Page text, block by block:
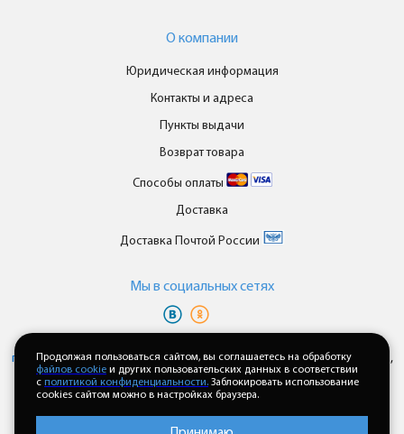
О компании
Юридическая информация
Контакты и адреса
Пункты выдачи
Возврат товара
Способы оплаты
Доставка
Доставка Почтой России
Мы в cоциальных сетях
персональных данныхипользовательского соглашениякаждый раз,
когда оставляете свои данные в любой форме обратной связи на
сайте enkor24.ru
Продолжая пользоваться сайтом, вы соглашаетесь на обработку
файлов cookie и других пользовательских данных в соответствии
с политикой конфиденциальности. Заблокировать использование
cookies сайтом можно в настройках браузера.